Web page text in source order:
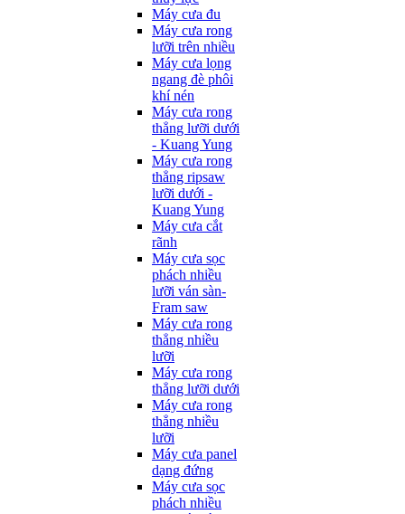
Máy cưa đu
Máy cưa rong
lưỡi trên nhiều
Máy cưa lọng
ngang đè phôi
khí nén
Máy cưa rong
thẳng lưỡi dưới
- Kuang Yung
Máy cưa rong
thẳng ripsaw
lưỡi dưới -
Kuang Yung
Máy cưa cắt
rãnh
Máy cưa sọc
phách nhiều
lưỡi ván sàn-
Fram saw
Máy cưa rong
thẳng nhiều
lưỡi
Máy cưa rong
thẳng lưỡi dưới
Máy cưa rong
thẳng nhiều
lưỡi
Máy cưa panel
dạng đứng
Máy cưa sọc
phách nhiều